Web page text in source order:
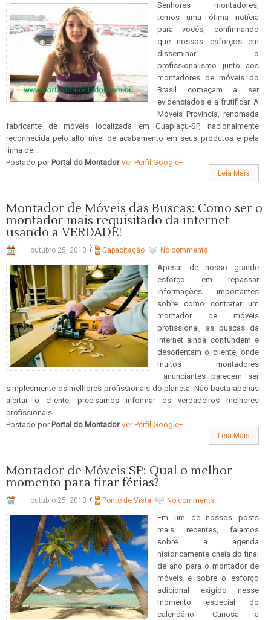
Senhores montadores,
temos uma ótima notícia
para vocês, confirmando
que nossos esforços em
disseminar o
profissionalismo junto aos
montadores de móveis do
Brasil começam a ser
evidenciados e a frutificar. A
Móveis Província, renomada
fabricante de móveis localizada em Guapiaçu-SP, nacionalmente
reconhecida pelo alto nível de acabamento em seus produtos e pela
linha de...
Postado por Portal do Montador Ver Perfil Google+
Leia Mais
Montador de Móveis das Buscas: Como ser o
montador mais requisitado da internet
usando a VERDADE!
outubro 25, 2013 Capacitação No comments
Apesar de nosso grande
esforço em repassar
informações importantes
sobre como contratar um
montador de móveis
profissional, as buscas da
internet ainda confundem e
desorientam o cliente, onde
muitos montadores
anunciantes parecem ser
simplesmente os melhores profissionais do planeta. Não basta apenas
alertar o cliente, precisamos informar os verdadeiros melhores
profissionais...
Postado por Portal do Montador Ver Perfil Google+
Leia Mais
Montador de Móveis SP: Qual o melhor
momento para tirar férias?
outubro 25, 2013 Ponto de Vista No comments
Em um de nossos posts
mais recentes, falamos
sobre a agenda
historicamente cheia do final
de ano para o montador de
móveis e sobre o esforço
adicional exigido nesse
momento especial do
calendário. Curiosa a